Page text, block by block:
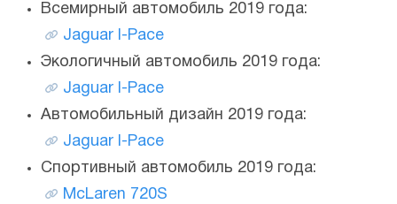
Всемирный автомобиль 2019 года:
Jaguar I-Pace
Экологичный автомобиль 2019 года:
Jaguar I-Pace
Автомобильный дизайн 2019 года:
Jaguar I-Pace
Спортивный автомобиль 2019 года:
McLaren 720S